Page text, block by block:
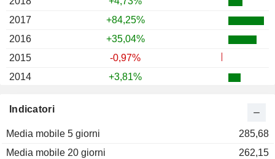
Indicatori
Media mobile 5 giorni
285,68
Media mobile 20 giorni
262,15
2017
+84,25%
2016
+35,04%
2015
-0,97%
2014
+3,81%
2012
2011
2010